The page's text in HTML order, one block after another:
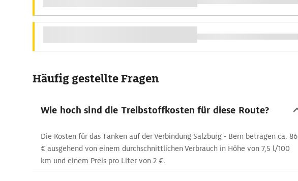
Häufig gestellte Fragen
Wie hoch sind die Treibstoffkosten für diese Route?
Die Kosten für das Tanken auf der Verbindung Salzburg - Bern betragen ca. 86
€ ausgehend von einem durchschnittlichen Verbrauch in Höhe von 7,5 l/100
km und einem Preis pro Liter von 2 €.